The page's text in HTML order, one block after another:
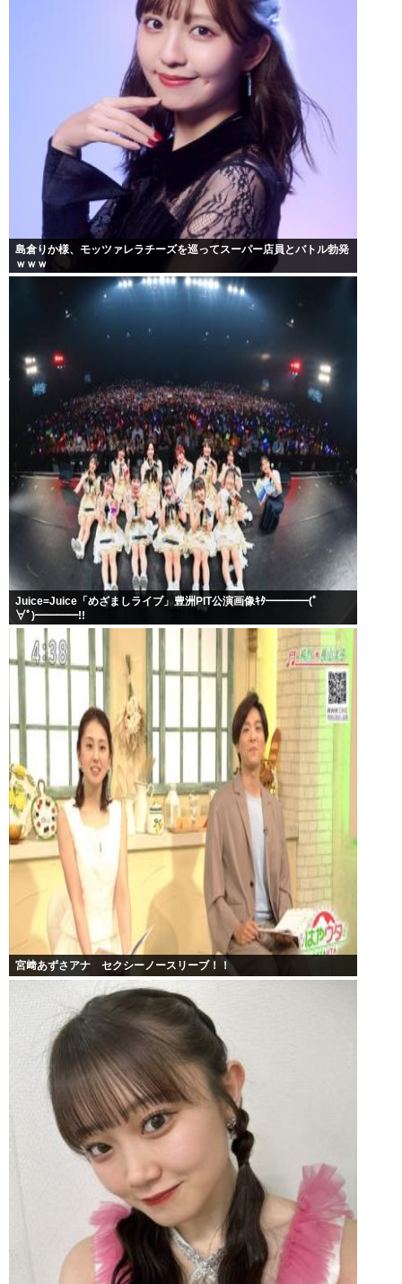
島倉りか様、モッツァレラチーズを巡ってスーパー店員とバトル勃発
ｗｗｗ
Juice=Juice「めざましライブ」豊洲PIT公演画像ｷﾀ━━━━(ﾟ
∀ﾟ)━━━━!!
宮﨑あずさアナ セクシーノースリーブ！！